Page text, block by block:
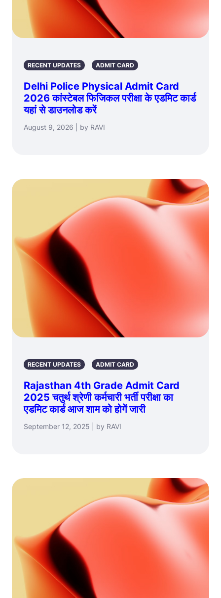
RECENT UPDATES ADMIT CARD
Delhi Police Physical Admit Card
2026 कांस्टेबल फिजिकल परीक्षा के एडमिट कार्ड
यहां से डाउनलोड करें
August 9, 2026 | by RAVI
RECENT UPDATES ADMIT CARD
Rajasthan 4th Grade Admit Card
2025 चतुर्थ श्रेणी कर्मचारी भर्ती परीक्षा का
एडमिट कार्ड आज शाम को होगें जारी
September 12, 2025 | by RAVI